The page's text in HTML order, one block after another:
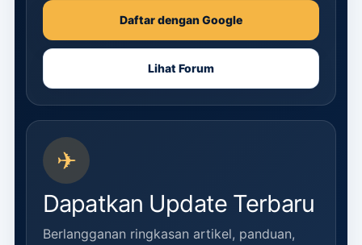
Daftar dengan Google
Lihat Forum
✈
Dapatkan Update Terbaru
Berlangganan ringkasan artikel, panduan,